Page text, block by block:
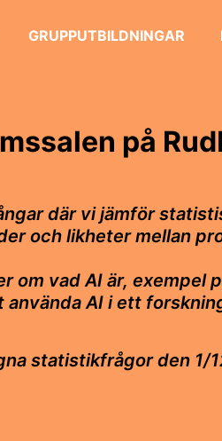
GRUPPUTBILDNINGAR
på
där vi jämför
och likheter mellan
om vad AI är,
använda AI i ett
statistikfrågor den 1/